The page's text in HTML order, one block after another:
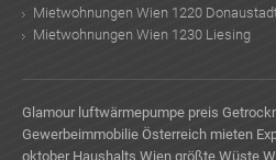
Mietwohnungen Wien 1220
Mietwohnungen Wien 1230 Liesing
Glamour luftwärmepumpe preis
Gewerbeimmobilie Österreich mieten
oktober Haushalts Wien größte Wüste